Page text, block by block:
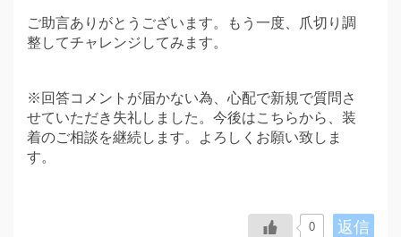
ご助言ありがとうございます。もう一度、爪切り調
整してチャレンジしてみます。
※回答コメントが届かない為、心配で新規で質問さ
せていただき失礼しました。今後はこちらから、装
着のご相談を継続します。よろしくお願い致しま
す。
返信
0